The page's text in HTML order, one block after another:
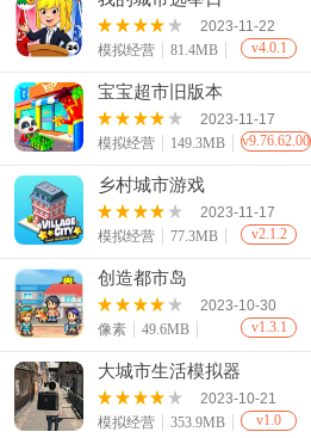
2023-11-22
模拟经营
81.4MB v4.0.1
宝宝超市旧版本
2023-11-17
模拟经营
149.3MB v9.76.62.00
乡村城市游戏
2023-11-17
模拟经营
77.3MB v2.1.2
创造都市岛
2023-10-30
像素
49.6MB v1.3.1
大城市生活模拟器
2023-10-21
模拟经营
353.9MB v1.0